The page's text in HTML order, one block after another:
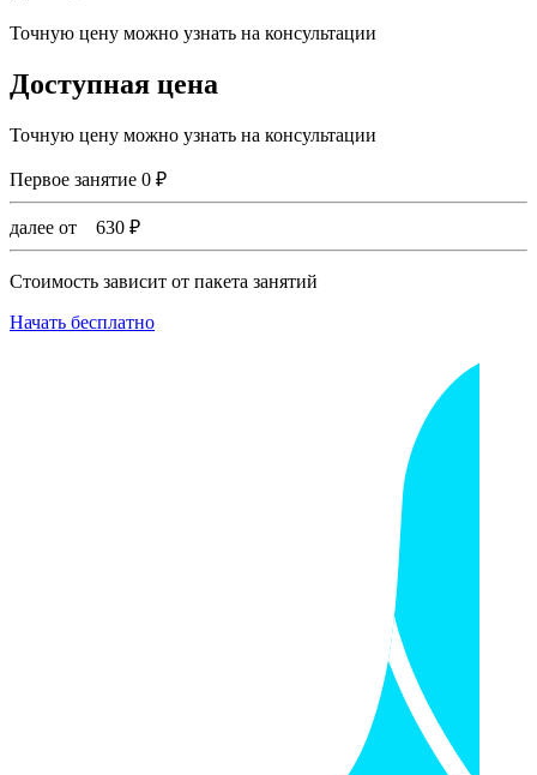
Точную цену можно узнать на консультации
Доступная цена
Точную цену можно узнать на консультации
Первое занятие 0 ₽
далее от 630 ₽
Стоимость зависит от пакета занятий
Начать бесплатно